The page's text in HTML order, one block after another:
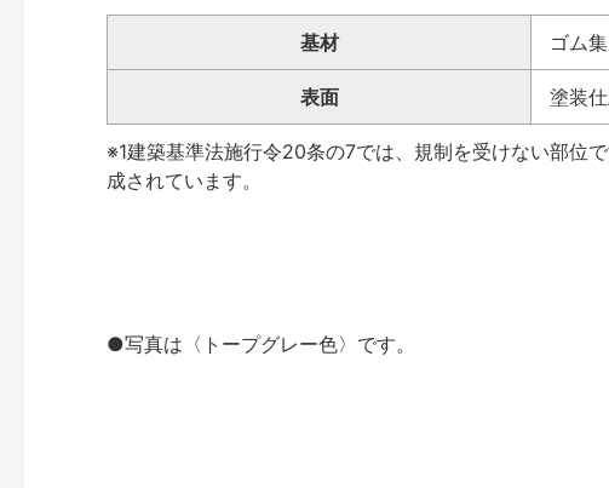
基材 ゴム
表面 塗装
※1建築基準法施行令20条の7では、規制を受けない部
成されています。
●写真は〈トープグレー色〉です。